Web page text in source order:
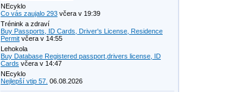
NEcyklo
Co vás zaujalo 293 včera v 19:39
Trénink a zdraví
Buy Passports, ID Cards, Driver's License, Residence
Permit včera v 14:55
Lehokola
Buy Database Registered passport,drivers license, ID
Cards včera v 14:47
NEcyklo
Nejlepší vtip 57. 06.08.2026